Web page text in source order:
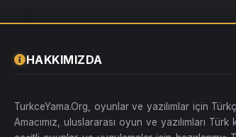
HAKKIMIZDA
TurkceYama.Org, oyunlar ve yazılımlar için
Amacımız, uluslararası oyun ve yazılımları